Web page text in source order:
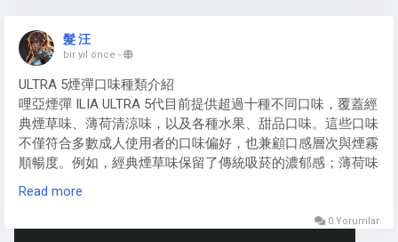
有效避免因連接不緊而造成的晃動或脫落問題，對新手與老手
使用者皆十分友好。
髮 汪
bir yıl önce -
ULTRA 5煙彈口味種類介紹
哩亞煙彈 ILIA ULTRA 5代目前提供超過十種不同口味，覆蓋經
典煙草味、薄荷清涼味，以及各種水果、甜品口味。這些口味
不僅符合多數成人使用者的口味偏好，也兼顧口感層次與煙霧
順暢度。例如，經典煙草味保留了傳統吸菸的濃郁感；薄荷味
則帶來清爽體驗；水果口味如芒果、草莓、藍莓等則增添趣味
Read more
0 Yorumlar